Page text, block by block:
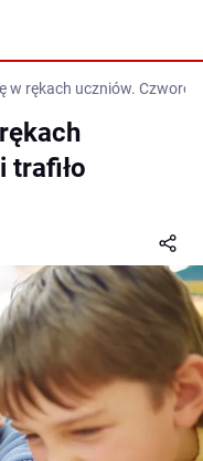
w rękach uczniów. Czworo
trafiło